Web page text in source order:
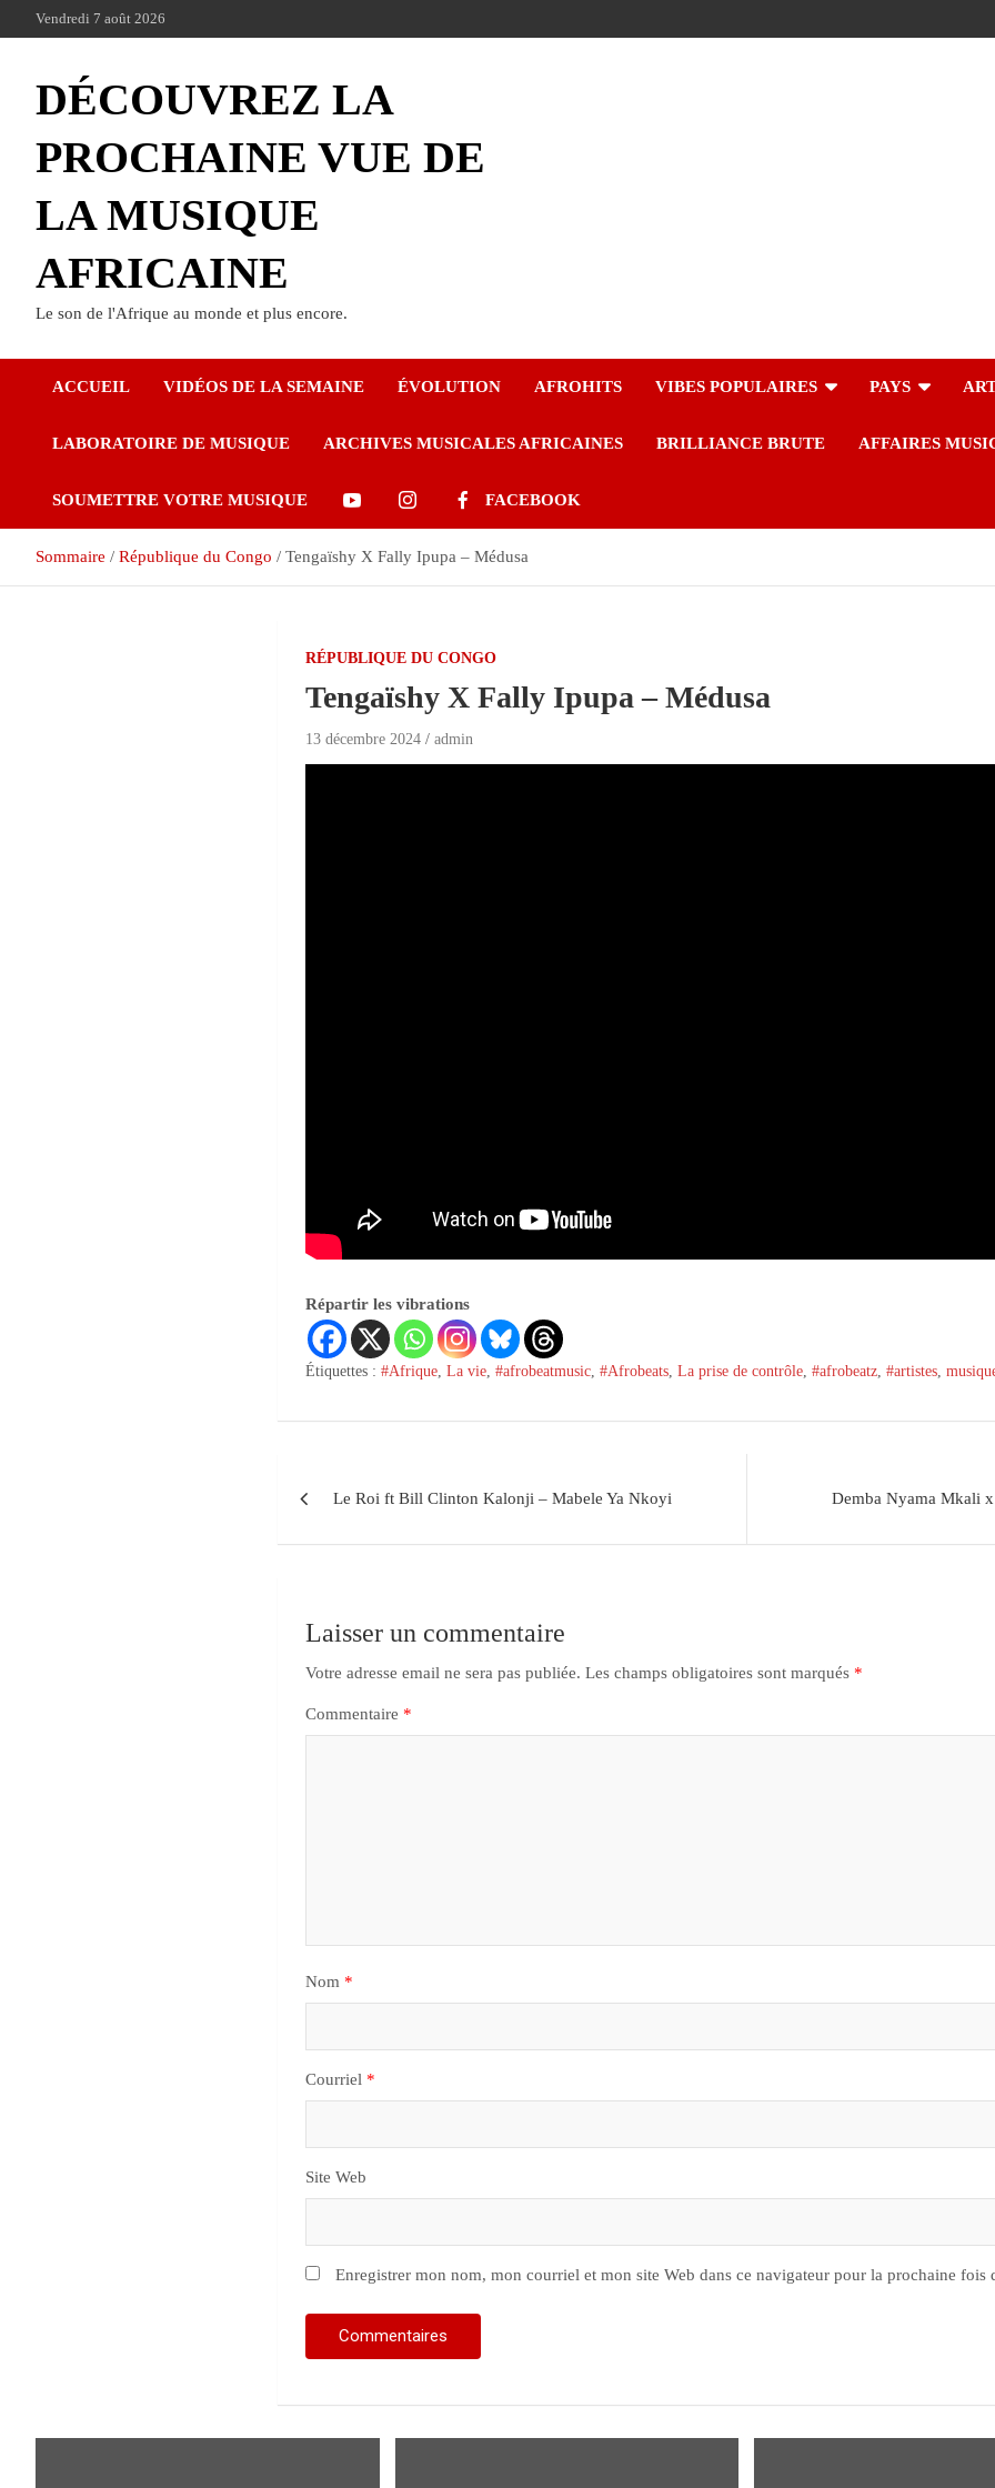
Vendredi 7 août 2026
DÉCOUVREZ LA
PROCHAINE VUE DE
LA MUSIQUE
AFRICAINE
Le son de l'Afrique au monde et plus encore.
ACCUEIL VIDÉOS DE LA SEMAINE ÉVOLUTION AFROHITS VIBES POPULAIRES PAYS
LABORATOIRE DE MUSIQUE ARCHIVES MUSICALES AFRICAINES BRILLIANCE BRUTE AFFAIRES
SOUMETTRE VOTRE MUSIQUE FACEBOOK
Sommaire République du Congo Tengaïshy X Fally Ipupa – Médusa
RÉPUBLIQUE DU CONGO
Tengaïshy X Fally Ipupa – Médusa
13 décembre 2024 admin
Répartir les vibrations
Étiquettes : #Afrique,La vie,#afrobeatmusic,#Afrobeats,La prise de contrôle,#afrobeatz,#artistes,
Le Roi ft Bill Clinton Kalonji – Mabele Ya Nkoyi Demba Nyama Mkali
Laisser un commentaire
Votre adresse email ne sera pas publiée. Les champs obligatoires sont marqués *
Commentaire *
Nom *
Courriel *
Site Web
Enregistrer mon nom, mon courriel et mon site Web dans ce navigateur pour la prochaine fois